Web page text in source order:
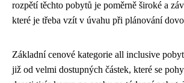
rozpětí těchto pobytů je poměrně široké a
které je třeba vzít v úvahu při plánování
Základní cenové kategorie all inclusive
již od velmi dostupných částek, které se